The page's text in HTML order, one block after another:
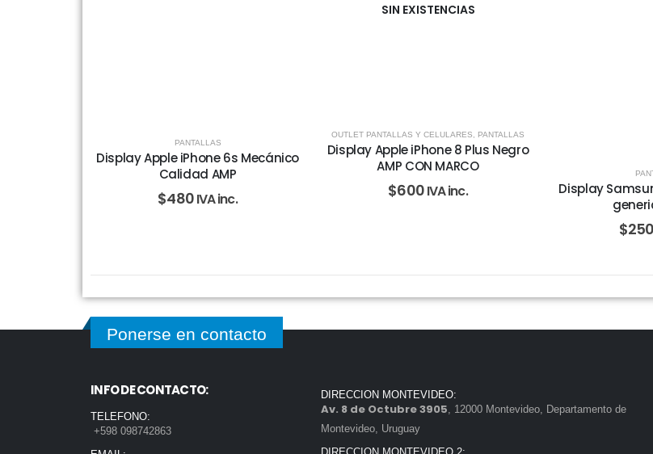
PANTALLAS
Display Apple iPhone 6s Mecánico
Calidad AMP
$480IVA inc.
SIN EXISTENCIAS
OUTLET PANTALLAS Y CELULARES, PANTALLAS
Display Apple iPhone 8 Plus Negro
AMP CON MARCO
$600IVA inc.
Display
$250
Ponerse en contacto
INFO DE CONTACTO:
TELEFONO:
+598 098742863
DIRECCION MONTEVIDEO:
Av. 8 de Octubre 3905, 12000 Montevideo, Departamento de
Montevideo, Uruguay